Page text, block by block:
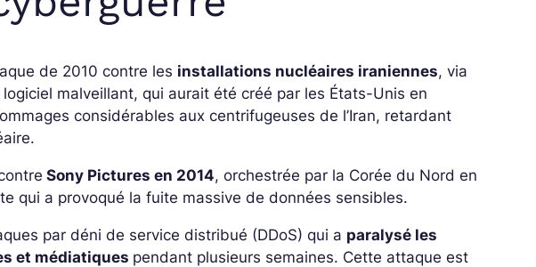
de 2010 contre les installations nucléaires iraniennes, via
logiciel malveillant, qui aurait été créé par les États-Unis en
considérables aux centrifugeuses de l’Iran, retardant
Sony Pictures en 2014, orchestrée par la Corée du Nord en
qui a provoqué la fuite massive de données sensibles.
par déni de service distribué (DDoS) qui a paralysé les
et médiatiques pendant plusieurs semaines. Cette attaque est